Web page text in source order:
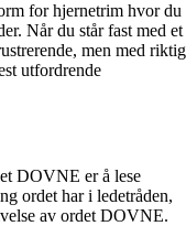
for hjernetrim hvor du
Når du står fast med et
men med riktig
utfordrende
DOVNE er å lese
ordet har i ledetråden,
av ordet DOVNE.